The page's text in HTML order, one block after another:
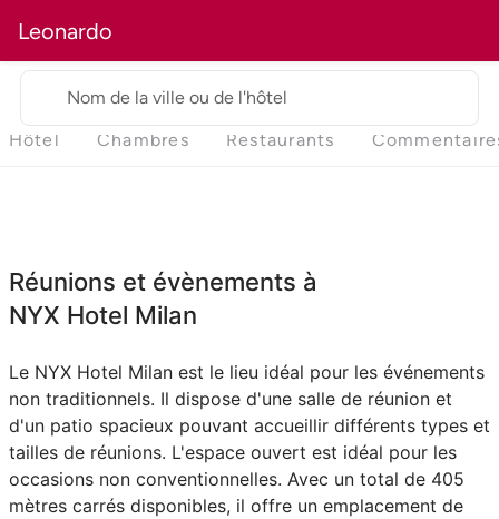
Leonardo
Nom de la ville ou de l'hôtel
Hôtel Chambres Restaurants
Réunions et évènements à
NYX Hotel Milan
Le NYX Hotel Milan est le lieu idéal pour les événements
non traditionnels. Il dispose d'une salle de réunion et
d'un patio spacieux pouvant accueillir différents types et
tailles de réunions. L'espace ouvert est idéal pour les
occasions non conventionnelles. Avec un total de 405
mètres carrés disponibles, il offre un emplacement de